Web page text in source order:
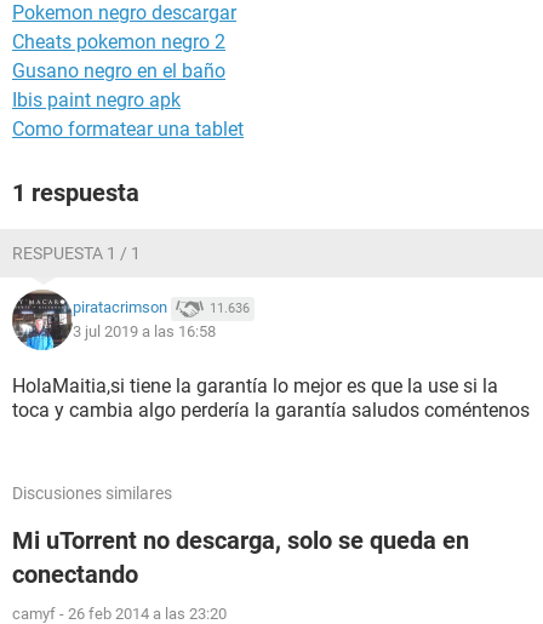
Pokemon negro descargar
Cheats pokemon negro 2
Gusano negro en el baño
Ibis paint negro apk
Como formatear una tablet
1 respuesta
RESPUESTA 1 / 1
piratacrimson 11.636
3 jul 2019 a las 16:58
HolaMaitia,si tiene la garantía lo mejor es que la use si la
toca y cambia algo perdería la garantía saludos coméntenos
Discusiones similares
Mi uTorrent no descarga, solo se queda en
conectando
camyf - 26 feb 2014 a las 23:20